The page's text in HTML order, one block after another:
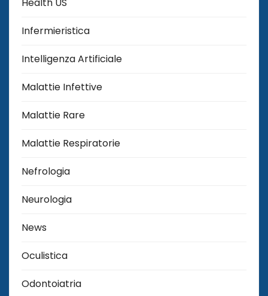
Health US
Infermieristica
Intelligenza Artificiale
Malattie Infettive
Malattie Rare
Malattie Respiratorie
Nefrologia
Neurologia
News
Oculistica
Odontoiatria